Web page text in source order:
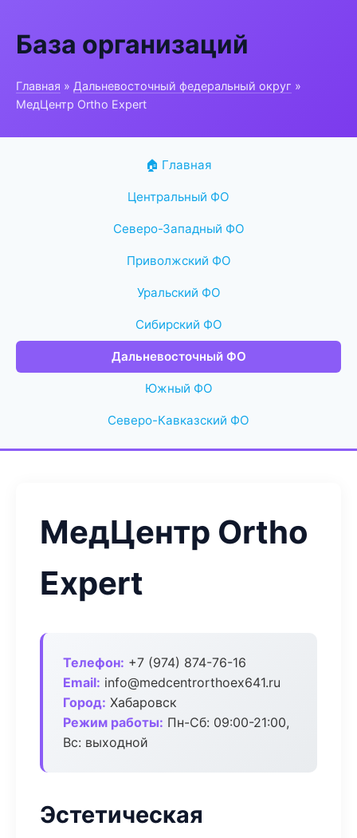
База организаций
Главная » Дальневосточный федеральный округ »
МедЦентр Ortho Expert
🏠 Главная
Центральный ФО
Северо-Западный ФО
Приволжский ФО
Уральский ФО
Сибирский ФО
Дальневосточный ФО
Южный ФО
Северо-Кавказский ФО
МедЦентр Ortho
Expert
Телефон: +7 (974) 874-76-16
Email: info@medcentrorthoex641.ru
Город: Хабаровск
Режим работы: Пн-Сб: 09:00-21:00,
Вс: выходной
Эстетическая